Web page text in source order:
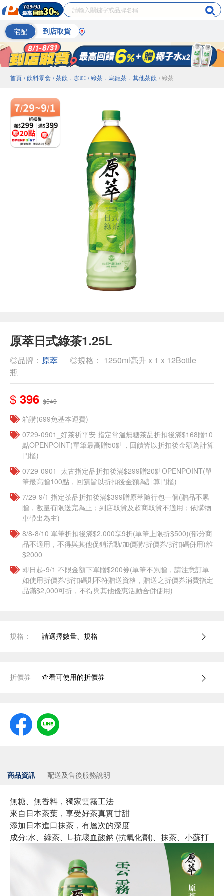
宅配 到店取貨
首頁 / 飲料零食 / 茶飲．咖啡 / 綠茶．烏龍茶．其他茶飲 / 綠茶
原萃日式綠茶1.25L
◎品牌： 原萃
◎規格： 1250ml毫升 x 1 x 12Bottle
瓶
$ 396 $540
箱購(699免基本運費)
​​0729-0901_好茶祈平安 指定常溫無糖茶品折扣後滿$168贈10
點OPENPOINT(單筆最高贈50點，回饋皆以折扣後金額為計算
門檻)
0729-0901_太古指定品折扣後滿$299贈20點OPENPOINT(單
筆最高贈100點，回饋皆以折扣後金額為計算門檻)
7/29-9/1 指定茶品折扣後滿$399贈原萃隨行包一個​(贈品不累
贈，數量有限送完為止；到店取貨及超商取貨不適用；依購物
車帶出為主)
8/8-8/10 單筆折扣後滿$2,000享9折(單筆上限折$500)(部分商
品不適用，不得與其他促銷活動/加價購/折價券/折扣碼併用)離
$2000
即日起-9/1 不限金額下單贈$200券(單筆不累贈，請注意訂單
如使用折價券/折扣碼則不符贈送資格，贈送之折價券消費指定
品滿$2,000可折，不得與其他優惠活動合併使用)
規格： 請選擇數量、規格
折價券 查看可使用的折價券
商品資訊 配送及售後服務說明
無糖、無香料，獨家雲霧工法
來自日本茶葉，享受好茶真實甘甜
添加日本進口抹茶，有層次的深度
成分:水、綠茶、L-抗壞血酸鈉 (抗氧化劑)、抹茶、小蘇打